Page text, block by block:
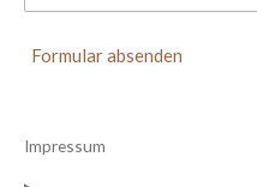
Formular absenden
Impressum